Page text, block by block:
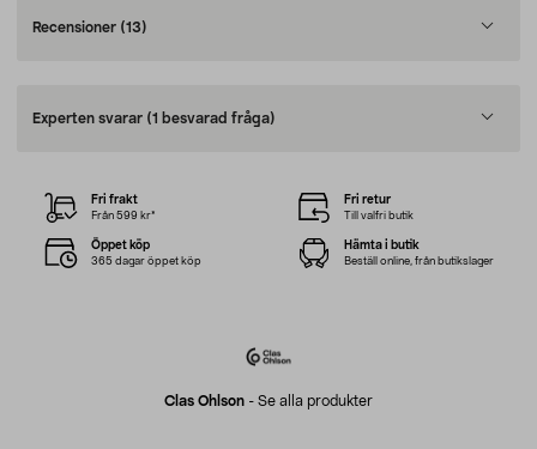
Recensioner (13)
Experten svarar (1 besvarad fråga)
Clas Ohlson - Se alla produkter
Fri frakt
Från 599 kr*
Fri retur
Till valfri butik
Öppet köp
365 dagar öppet köp
Hämta i butik
Beställ online, från butikslager